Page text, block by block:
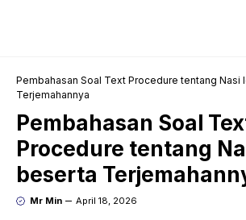
Pembahasan Soal Text Procedure tentang Nasi
Terjemahannya
Pembahasan Soal
Procedure tentang
beserta
Mr Min April 18, 2026